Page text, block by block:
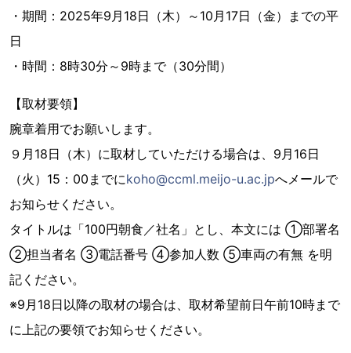
・期間：2025年9月18日（木）～10月17日（金）までの平
日
・時間：8時30分～9時まで（30分間）
【取材要領】
腕章着用でお願いします。
９月18日（木）に取材していただける場合は、9月16日
（火）15：00までにkoho@ccml.meijo-u.ac.jpへメールで
お知らせください。
タイトルは「100円朝食／社名」とし、本文には ①部署名
②担当者名 ③電話番号 ④参加人数 ⑤車両の有無 を明
記ください。
※9月18日以降の取材の場合は、取材希望前日午前10時まで
に上記の要領でお知らせください。